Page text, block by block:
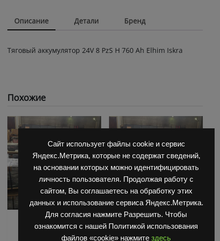
Сайт использует файлы cookie и сервис
Яндекс.Метрика, которые не содержат сведений,
на основании которых можно идентифицировать
личность пользователя. Продолжая работу с
сайтом, Вы соглашаетесь на обработку этих
данных и использование сервиса Яндекс.Метрика.
Для согласия нажмите Разрешить. Чтобы
ознакомится с нашей Политикой использования
файлов «cookie» нажмите здесь
Описание Детали Бренд
Тяговый аккумулятор 24V 8 PzS Н 760 Ah Elhim Iskra
Похожие
АКБ для Balkanсar
(Балканкар)
АКБ для Balkanсar
(Балканкар)